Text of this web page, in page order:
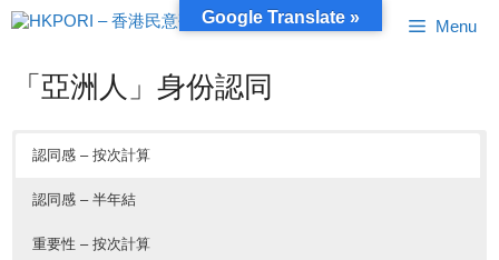
跳
至
Menu
「亞洲人」身份認同
認同感 – 按次計算
認同感 – 半年結
重要性 – 按次計算
Google Translate »